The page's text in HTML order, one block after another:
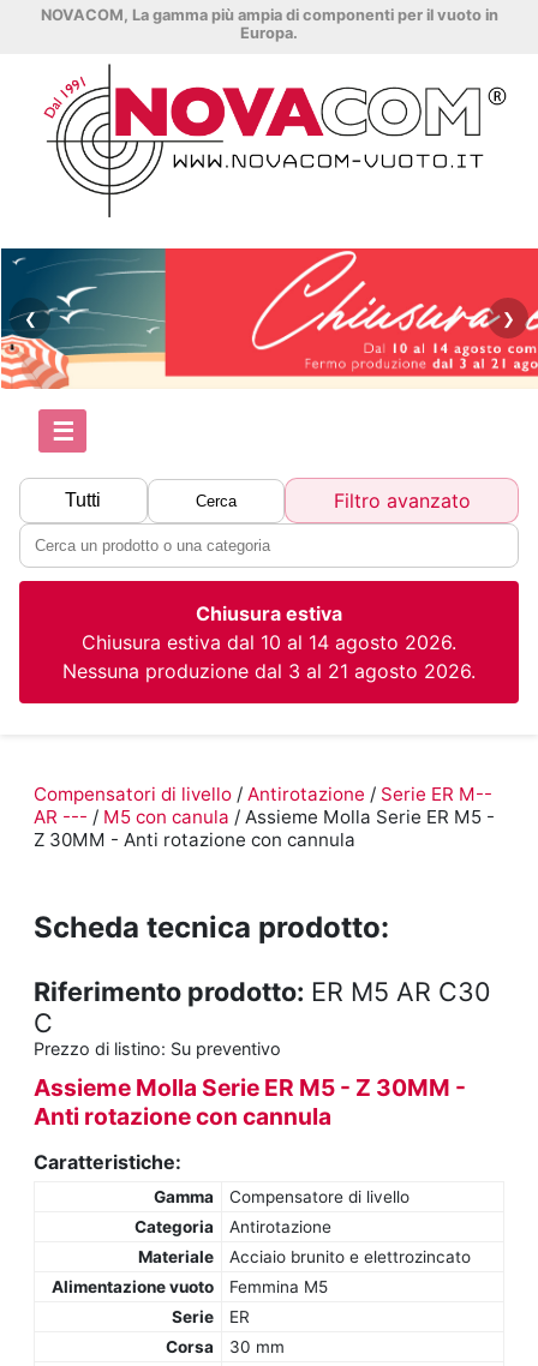
NOVACOM, La gamma più ampia di componenti per il vuoto in
Europa.
❮ ❯
☰
Tutti Cerca Filtro avanzato
Chiusura estiva
Chiusura estiva dal 10 al 14 agosto 2026.
Nessuna produzione dal 3 al 21 agosto 2026.
Compensatori di livello / Antirotazione / Serie ER M--
AR --- / M5 con canula / Assieme Molla Serie ER M5 -
Z 30MM - Anti rotazione con cannula
Scheda tecnica prodotto:
Riferimento prodotto: ER M5 AR C30
C
Prezzo di listino: Su preventivo
Assieme Molla Serie ER M5 - Z 30MM -
Anti rotazione con cannula
Caratteristiche:
Gamma
Compensatore di livello
Categoria
Antirotazione
Materiale
Acciaio brunito e elettrozincato
Alimentazione vuoto
Femmina M5
Serie
ER
Corsa
30 mm